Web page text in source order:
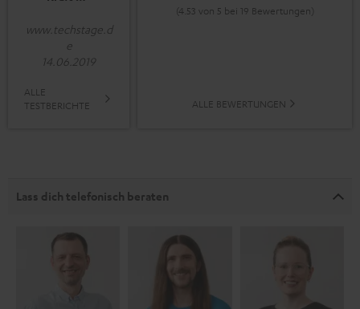
www.techstage.d
e
14.06.2019
ALLE
TESTBERICHTE
(4.53 von 5 bei 19 Bewertungen)
ALLE BEWERTUNGEN
Lass dich telefonisch beraten